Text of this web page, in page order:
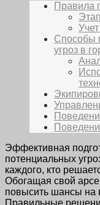
Правила
Способы
угроз в
Эффективная
потенциальных
каждого, кто
Обогащая свой
повысить шансы на